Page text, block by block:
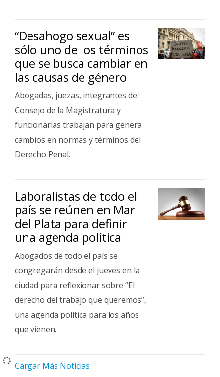
“Desahogo sexual” es
sólo uno de los términos
que se busca cambiar en
las causas de género
Abogadas, juezas, integrantes del
Consejo de la Magistratura y
funcionarias trabajan para genera
cambios en normas y términos del
Derecho Penal.
Laboralistas de todo el
país se reúnen en Mar
del Plata para definir
una agenda política
Abogados de todo el país se
congregarán desde el jueves en la
ciudad para reflexionar sobre “El
derecho del trabajo que queremos”,
una agenda política para los años
que vienen.
Cargar Más Noticias